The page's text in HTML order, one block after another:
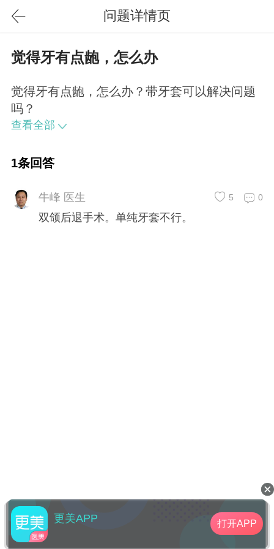
问题详情页
觉得牙有点龅，怎么办
觉得牙有点龅，怎么办？带牙套可以解决问题
吗？
查看全部
1条回答
牛峰 医生 0
5
双颌后退手术。单纯牙套不行。
更美APP 打开APP